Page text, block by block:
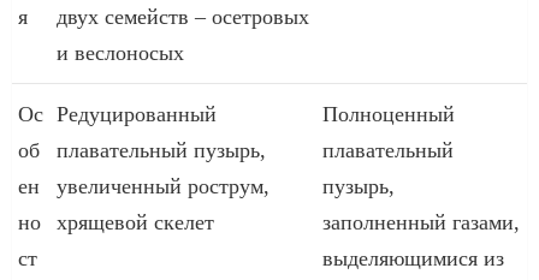
я
двух семейств – осетровых
и веслоносых
Ос
об
ен
но
ст
Редуцированный
плавательный пузырь,
увеличенный рострум,
хрящевой скелет
Полноценный
плавательный
пузырь,
заполненный газами,
выделяющимися из